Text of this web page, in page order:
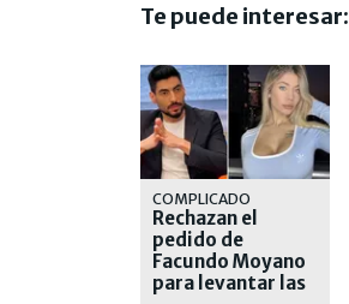
Te puede interesar:
COMPLICADO
Rechazan el
pedido de
Facundo Moyano
para levantar las